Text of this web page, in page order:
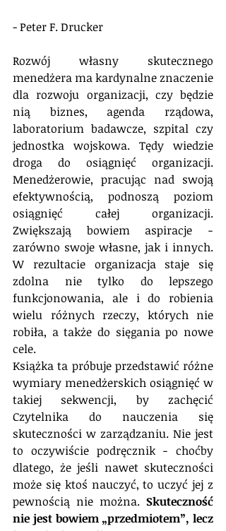
- Peter F. Drucker
Rozwój własny skutecznego
menedżera ma kardynalne znaczenie
dla rozwoju organizacji, czy będzie
nią biznes, agenda rządowa,
laboratorium badawcze, szpital czy
jednostka wojskowa. Tędy wiedzie
droga do osiągnięć organizacji.
Menedżerowie, pracując nad swoją
efektywnością, podnoszą poziom
osiągnięć całej organizacji.
Zwiększają bowiem aspiracje −
zarówno swoje własne, jak i innych.
W rezultacie organizacja staje się
zdolna nie tylko do lepszego
funkcjonowania, ale i do robienia
wielu różnych rzeczy, których nie
robiła, a także do sięgania po nowe
cele.
Książka ta próbuje przedstawić różne
wymiary menedżerskich osiągnięć w
takiej sekwencji, by zachęcić
Czytelnika do nauczenia się
skuteczności w zarządzaniu. Nie jest
to oczywiście podręcznik − choćby
dlatego, że jeśli nawet skuteczności
może się ktoś nauczyć, to uczyć jej z
pewnością nie można. Skuteczność
nie jest bowiem „przedmiotem”, lecz